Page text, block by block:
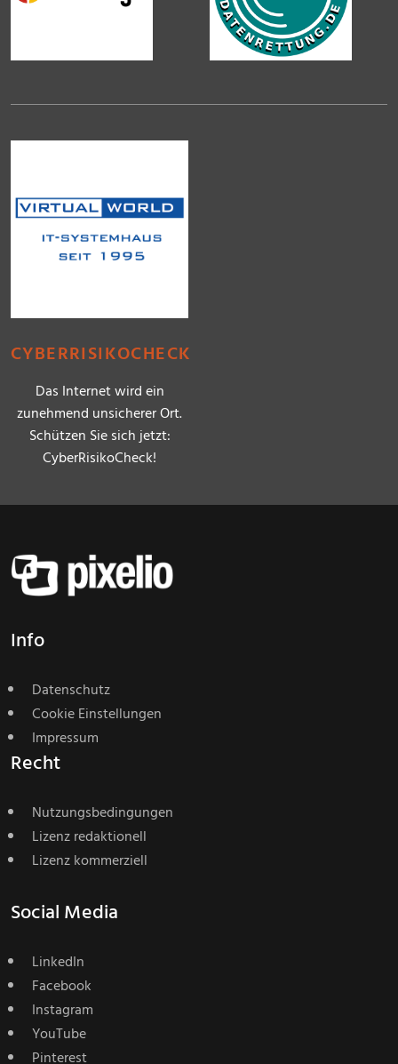
CYBERRISIKOCHECK
Das Internet wird ein
zunehmend unsicherer Ort.
Schützen Sie sich jetzt:
CyberRisikoCheck!
Info
Datenschutz
Cookie Einstellungen
Impressum
Recht
Nutzungsbedingungen
Lizenz redaktionell
Lizenz kommerziell
Social Media
LinkedIn
Facebook
Instagram
YouTube
Pinterest